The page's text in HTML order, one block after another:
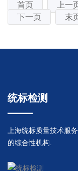
首页 上一
下一页
末
统标检测
上海统标质量技术服
的综合性机构.